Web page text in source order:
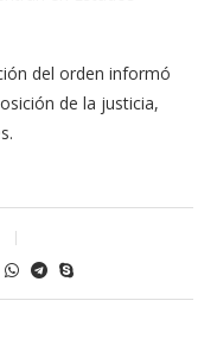
del orden informó
de la justicia,